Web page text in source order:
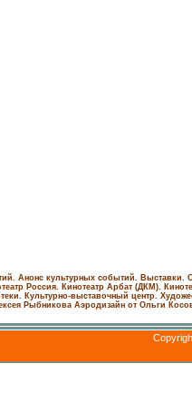
Анонс культурных событий. Выставки.
Россия. Кинотеатр Арбат (ДКМ).
Культурно-выставочный центр.
Рыбникова Аэродизайн от Ольги